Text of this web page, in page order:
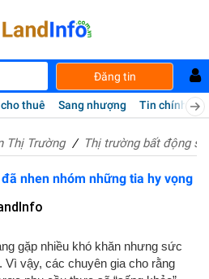
Đăng tin
thuê Sang nhượng Tin chính chủ
Thị Trường Thị trường bất động
nhen nhóm những tia hy vọng
gặp nhiều khó khăn nhưng sức
vậy, các chuyên gia cho rằng